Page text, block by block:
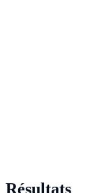
Résultats